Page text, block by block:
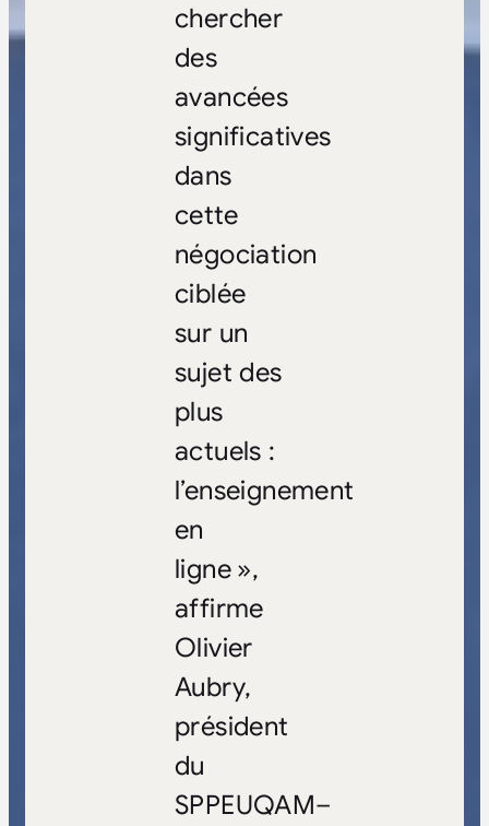
chercher
des
avancées
significatives
dans
cette
négociation
ciblée
sur un
sujet des
plus
actuels :
l’enseignement
en
ligne »,
affirme
Olivier
Aubry,
président
du
SPPEUQAM–